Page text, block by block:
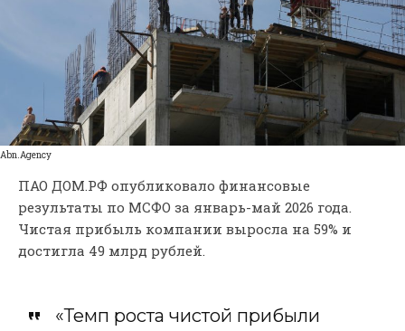
Abn.Agency
ПАО ДОМ.РФ опубликовало финансовые
результаты по МСФО за январь-май 2026 года.
Чистая прибыль компании выросла на 59% и
достигла 49 млрд рублей.
«Темп роста чистой прибыли